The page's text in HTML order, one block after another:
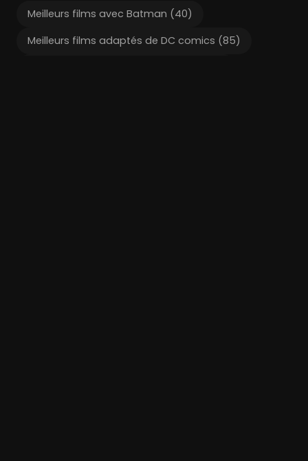
Meilleurs films avec Batman (40)
Meilleurs films adaptés de DC comics (85)